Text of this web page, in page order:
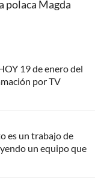
polaca Magda
19 de enero del
por TV
es un trabajo de
un equipo que